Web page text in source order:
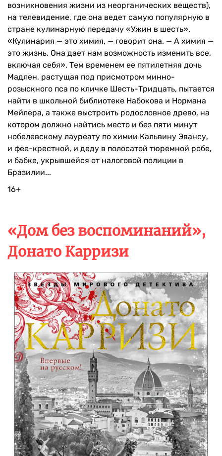
возникновения жизни из неорганических веществ),
на телевидение, где она ведет самую популярную в
стране кулинарную передачу «Ужин в шесть».
«Кулинария — это химия, — говорит она. — А химия —
это жизнь. Она дает нам возможность изменить все,
включая себя». Тем временем ее пятилетняя дочь
Мадлен, растущая под присмотром минно-
розыскного пса по кличке Шесть-Тридцать, пытается
найти в школьной библиотеке Набокова и Нормана
Мейлера, а также выстроить родословное древо, на
котором должно найтись место и без пяти минут
нобелевскому лауреату по химии Кальвину Эвансу,
и фее-крестной, и деду в полосатой тюремной робе,
и бабке, укрывшейся от налоговой полиции в
Бразилии...
16+
«Дом без воспоминаний»,
Донато Карризи